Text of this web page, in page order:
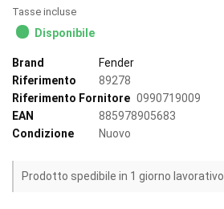
Tasse incluse
Disponibile
Brand
Fender
Riferimento
89278
Riferimento Fornitore 0990719009
EAN
885978905683
Condizione
Nuovo
Prodotto spedibile in 1 giorno lavorativo